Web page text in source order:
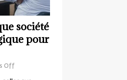
société
pour
Off